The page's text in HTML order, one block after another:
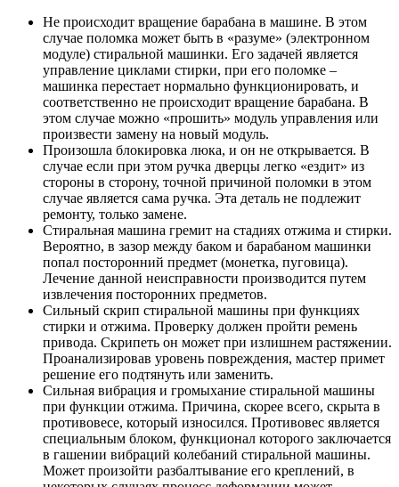
Не происходит вращение барабана в машине. В этом
случае поломка может быть в «разуме» (электронном
модуле) стиральной машинки. Его задачей является
управление циклами стирки, при его поломке –
машинка перестает нормально функционировать, и
соответственно не происходит вращение барабана. В
этом случае можно «прошить» модуль управления или
произвести замену на новый модуль.
Произошла блокировка люка, и он не открывается. В
случае если при этом ручка дверцы легко «ездит» из
стороны в сторону, точной причиной поломки в этом
случае является сама ручка. Эта деталь не подлежит
ремонту, только замене.
Стиральная машина гремит на стадиях отжима и стирки.
Вероятно, в зазор между баком и барабаном машинки
попал посторонний предмет (монетка, пуговица).
Лечение данной неисправности производится путем
извлечения посторонних предметов.
Сильный скрип стиральной машины при функциях
стирки и отжима. Проверку должен пройти ремень
привода. Скрипеть он может при излишнем растяжении.
Проанализировав уровень повреждения, мастер примет
решение его подтянуть или заменить.
Сильная вибрация и громыхание стиральной машины
при функции отжима. Причина, скорее всего, скрыта в
противовесе, который износился. Противовес является
специальным блоком, функционал которого заключается
в гашении вибраций колебаний стиральной машины.
Может произойти разбалтывание его креплений, в